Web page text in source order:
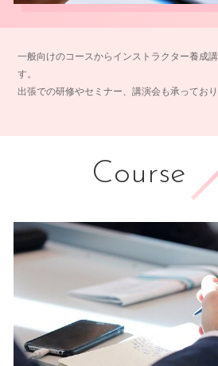
一般向けのコースからインストラクター養成
す。
出張での研修やセミナー、講演会も承っており
Course